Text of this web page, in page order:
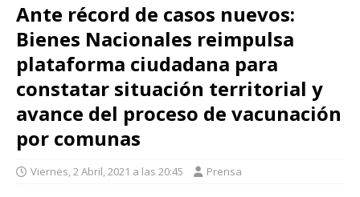
Ante récord de casos nuevos:
Bienes Nacionales reimpulsa
plataforma ciudadana para
constatar situación territorial y
avance del proceso de vacunación
por comunas
Viernes, 2 Abril, 2021 a las 20:45 Prensa